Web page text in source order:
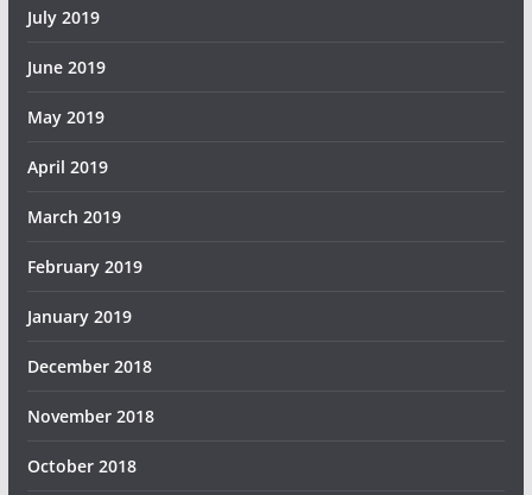
July 2019
June 2019
May 2019
April 2019
March 2019
February 2019
January 2019
December 2018
November 2018
October 2018